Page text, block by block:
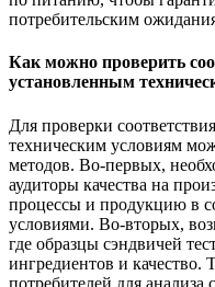
потребительским
Как можно проверить
установленным
Для проверки
техническим условиям
методов. Во-первых,
аудиторы качества на
процессы и продукцию в
условиями. Во-вторых,
где образцы сэндвичей
ингредиентов и качество.
потребителей для